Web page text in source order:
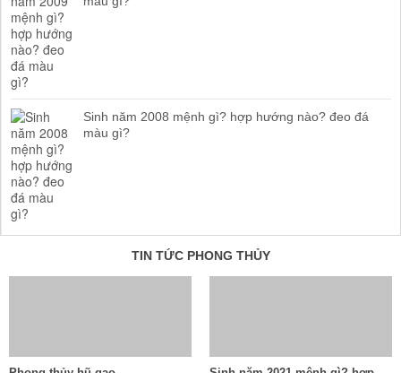
Sinh năm 2008 mệnh gì? hợp hướng nào? đeo đá
màu gì?
TIN TỨC PHONG THỦY